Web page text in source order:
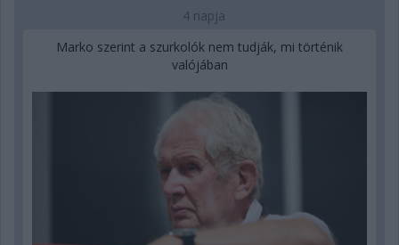
4 napja
Marko szerint a szurkolók nem tudják, mi történik
valójában